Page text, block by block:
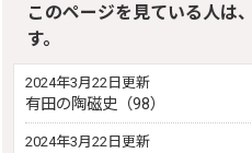
このページを見ている人は
す。
2024年3月22日更新
有田の陶磁史（98）
2024年3月22日更新